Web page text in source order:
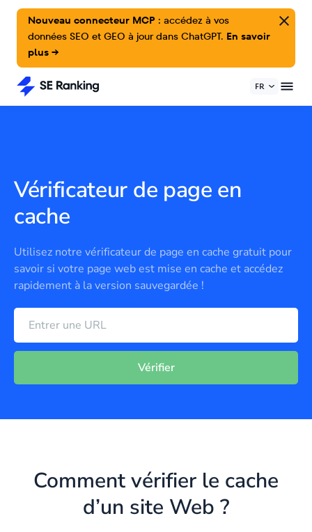
Nouveau connecteur MCP : accédez à vos
données SEO et GEO à jour dans ChatGPT. En savoir
plus →
FR
Vérificateur de page en
cache
Utilisez notre vérificateur de page en cache gratuit pour
savoir si votre page web est mise en cache et accédez
rapidement à la version sauvegardée !
Vérifier
Comment vérifier le cache
d’un site Web ?